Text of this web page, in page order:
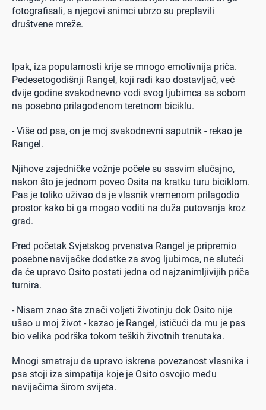
fotografisali, a njegovi snimci ubrzo su preplavili
društvene mreže.
Ipak, iza popularnosti krije se mnogo emotivnija priča.
Pedesetogodišnji Rangel, koji radi kao dostavljač, već
dvije godine svakodnevno vodi svog ljubimca sa sobom
na posebno prilagođenom teretnom biciklu.
- Više od psa, on je moj svakodnevni saputnik - rekao je
Rangel.
Njihove zajedničke vožnje počele su sasvim slučajno,
nakon što je jednom poveo Osita na kratku turu biciklom.
Pas je toliko uživao da je vlasnik vremenom prilagodio
prostor kako bi ga mogao voditi na duža putovanja kroz
grad.
Pred početak Svjetskog prvenstva Rangel je pripremio
posebne navijačke dodatke za svog ljubimca, ne sluteći
da će upravo Osito postati jedna od najzanimljivijih priča
turnira.
- Nisam znao šta znači voljeti životinju dok Osito nije
ušao u moj život - kazao je Rangel, ističući da mu je pas
bio velika podrška tokom teških životnih trenutaka.
Mnogi smatraju da upravo iskrena povezanost vlasnika i
psa stoji iza simpatija koje je Osito osvojio među
navijačima širom svijeta.